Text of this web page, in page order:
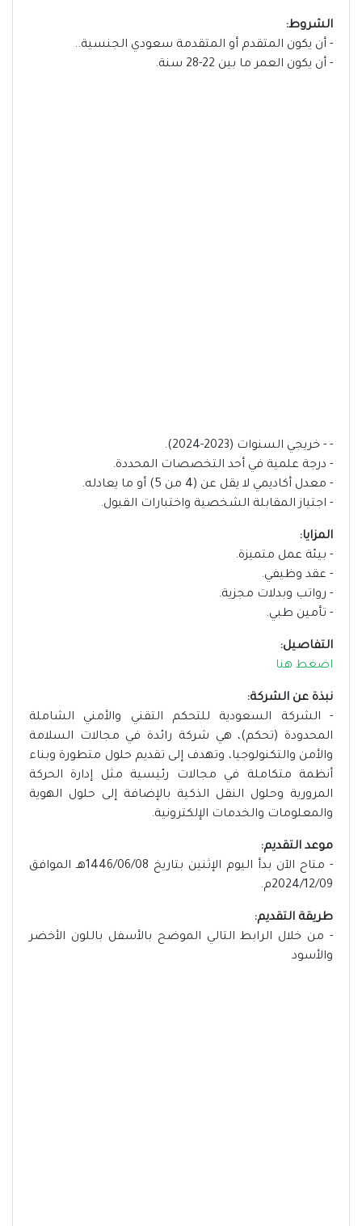
الشروط:
- أن يكون المتقدم أو المتقدمة سعودي الجنسية..
- أن يكون العمر ما بين 22-28 سنة.
- - خريجي السنوات (2023-2024).
- درجة علمية في أحد التخصصات المحددة.
- معدل أكاديمي لا يقل عن (4 من 5) أو ما يعادله.
- اجتياز المقابلة الشخصية واختبارات القبول.
المزايا:
- بيئة عمل متميزة.
- عقد وظيفي.
- رواتب وبدلات مجزية.
- تأمين طبي.
التفاصيل:
اضغط هنا
نبذة عن الشركة:
- الشركة السعودية للتحكم التقني والأمني الشاملة
المحدودة (تحكم)، هي شركة رائدة في مجالات السلامة
والأمن والتكنولوجيا، وتهدف إلى تقديم حلول متطورة وبناء
أنظمة متكاملة في مجالات رئيسية مثل إدارة الحركة
المرورية وحلول النقل الذكية بالإضافة إلى حلول الهوية
والمعلومات والخدمات الإلكترونية.
موعد التقديم:
- متاح الآن بدأ اليوم الإثنين بتاريخ 1446/06/08هـ الموافق
2024/12/09م.
طريقة التقديم:
- من خلال الرابط التالي الموضح بالأسفل باللون الأخضر
والأسود